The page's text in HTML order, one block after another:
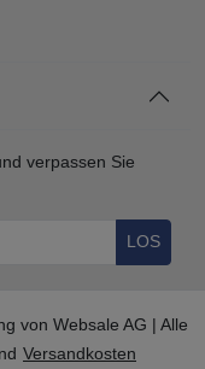
verpassen Sie
LOS
von Websale AG | Alle
Versandkosten